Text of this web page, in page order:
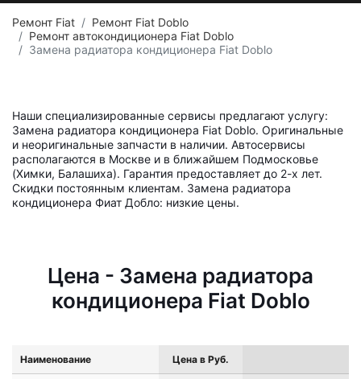
Ремонт Fiat
Ремонт Fiat Doblo
Ремонт автокондиционера Fiat Doblo
Замена радиатора кондиционера Fiat Doblo
Наши специализированные сервисы предлагают услугу:
Замена радиатора кондиционера Fiat Doblo. Оригинальные
и неоригинальные запчасти в наличии. Автосервисы
располагаются в Москве и в ближайшем Подмосковье
(Химки, Балашиха). Гарантия предоставляет до 2-х лет.
Скидки постоянным клиентам. Замена радиатора
кондиционера Фиат Добло: низкие цены.
Цена - Замена радиатора
кондиционера Fiat Doblo
Наименование Цена в Руб.